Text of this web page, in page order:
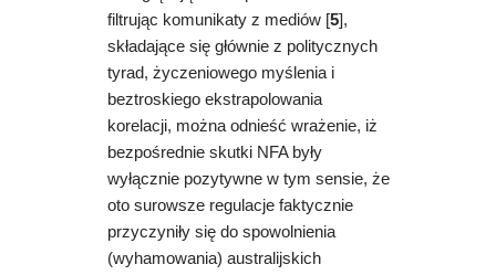
filtrując komunikaty z mediów [5],
składające się głównie z politycznych
tyrad, życzeniowego myślenia i
beztroskiego ekstrapolowania
korelacji, można odnieść wrażenie, iż
bezpośrednie skutki NFA były
wyłącznie pozytywne w tym sensie, że
oto surowsze regulacje faktycznie
przyczyniły się do spowolnienia
(wyhamowania) australijskich